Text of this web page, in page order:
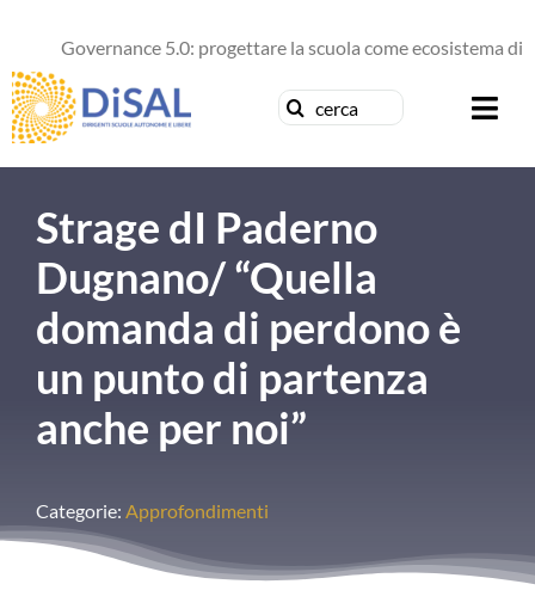
contenuto
Governance 5.0: progettare la scuola come ecosistema di
Cerca
News
Formazione
Concorsi
Contattaci
Strage dI Paderno
Dugnano/ “Quella
domanda di perdono è
un punto di partenza
anche per noi”
Categorie: Approfondimenti